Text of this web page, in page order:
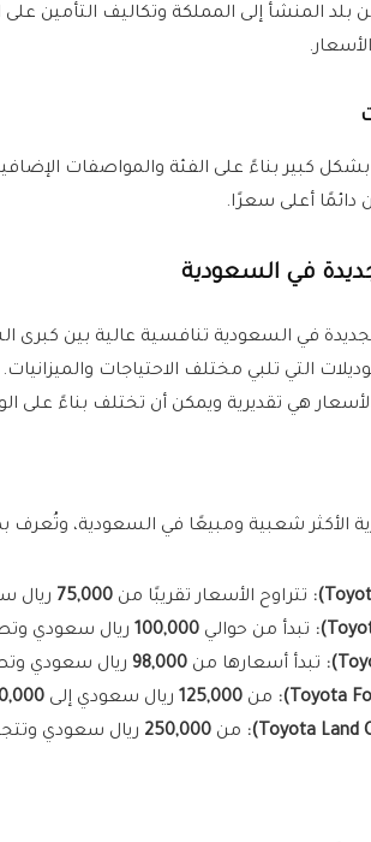
المنشأ إلى المملكة وتكاليف التأمين على
كبير بناءً على الفئة والمواصفات
دائمًا أعلى سعرًا.
في السعودية
في السعودية تنافسية عالية بين كبرى
التي تلبي مختلف الاحتياجات
الأسعار هي تقديرية ويمكن أن تختلف بناءً على
الأكثر شعبية ومبيعًا في السعودية، وتُعرف
تتراوح الأسعار تقريبًا من 75,000 ريال
تبدأ من حوالي 100,000 ريال سعودي
تبدأ أسعارها من 98,000 ريال سعودي
من 125,000 ريال سعودي إلى
من 250,000 ريال سعودي